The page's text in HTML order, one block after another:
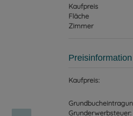
Kaufpreis
Fläche
Zimmer
Preisinformation
Kaufpreis:
Grunderwerbsteuer: